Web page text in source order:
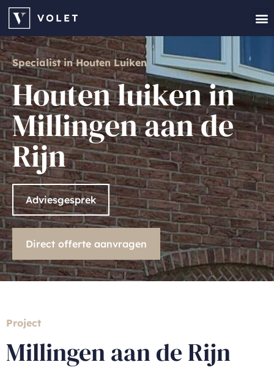
Specialist in Houten Luiken
Houten luiken in
Millingen aan de
Rijn
Adviesgesprek
Direct offerte aanvragen
Project
Millingen aan de Rijn